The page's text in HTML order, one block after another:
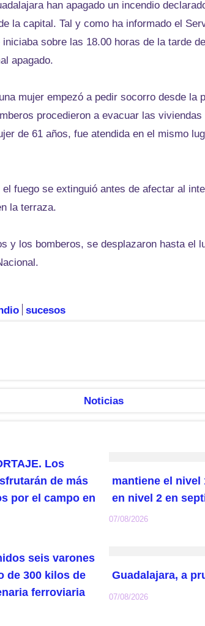
han apagado un incendio
la capital. Tal y como ha informado el
sobre las 18.00 horas de la tarde
apagado.
mujer empezó a pedir socorro desde la
procedieron a evacuar las
de 61 años, fue atendida en el mismo
el fuego se extinguió antes de afectar al
la terraza.
y los bomberos, se desplazaron hasta el
sucesos
Noticias
Los
de más
por el campo en
mantiene el nivel
en nivel 2 en
07/08/2026
seis varones
de 300 kilos de
ferroviaria
Guadalajara, a
07/08/2026